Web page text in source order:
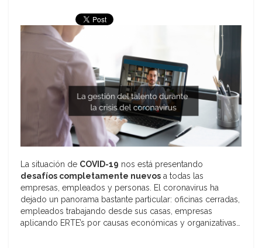
La situación de COVID-19 nos está presentando
desafíos completamente nuevos a todas las
empresas, empleados y personas. El coronavirus ha
dejado un panorama bastante particular: oficinas cerradas,
empleados trabajando desde sus casas, empresas
aplicando ERTE’s por causas económicas y organizativas…